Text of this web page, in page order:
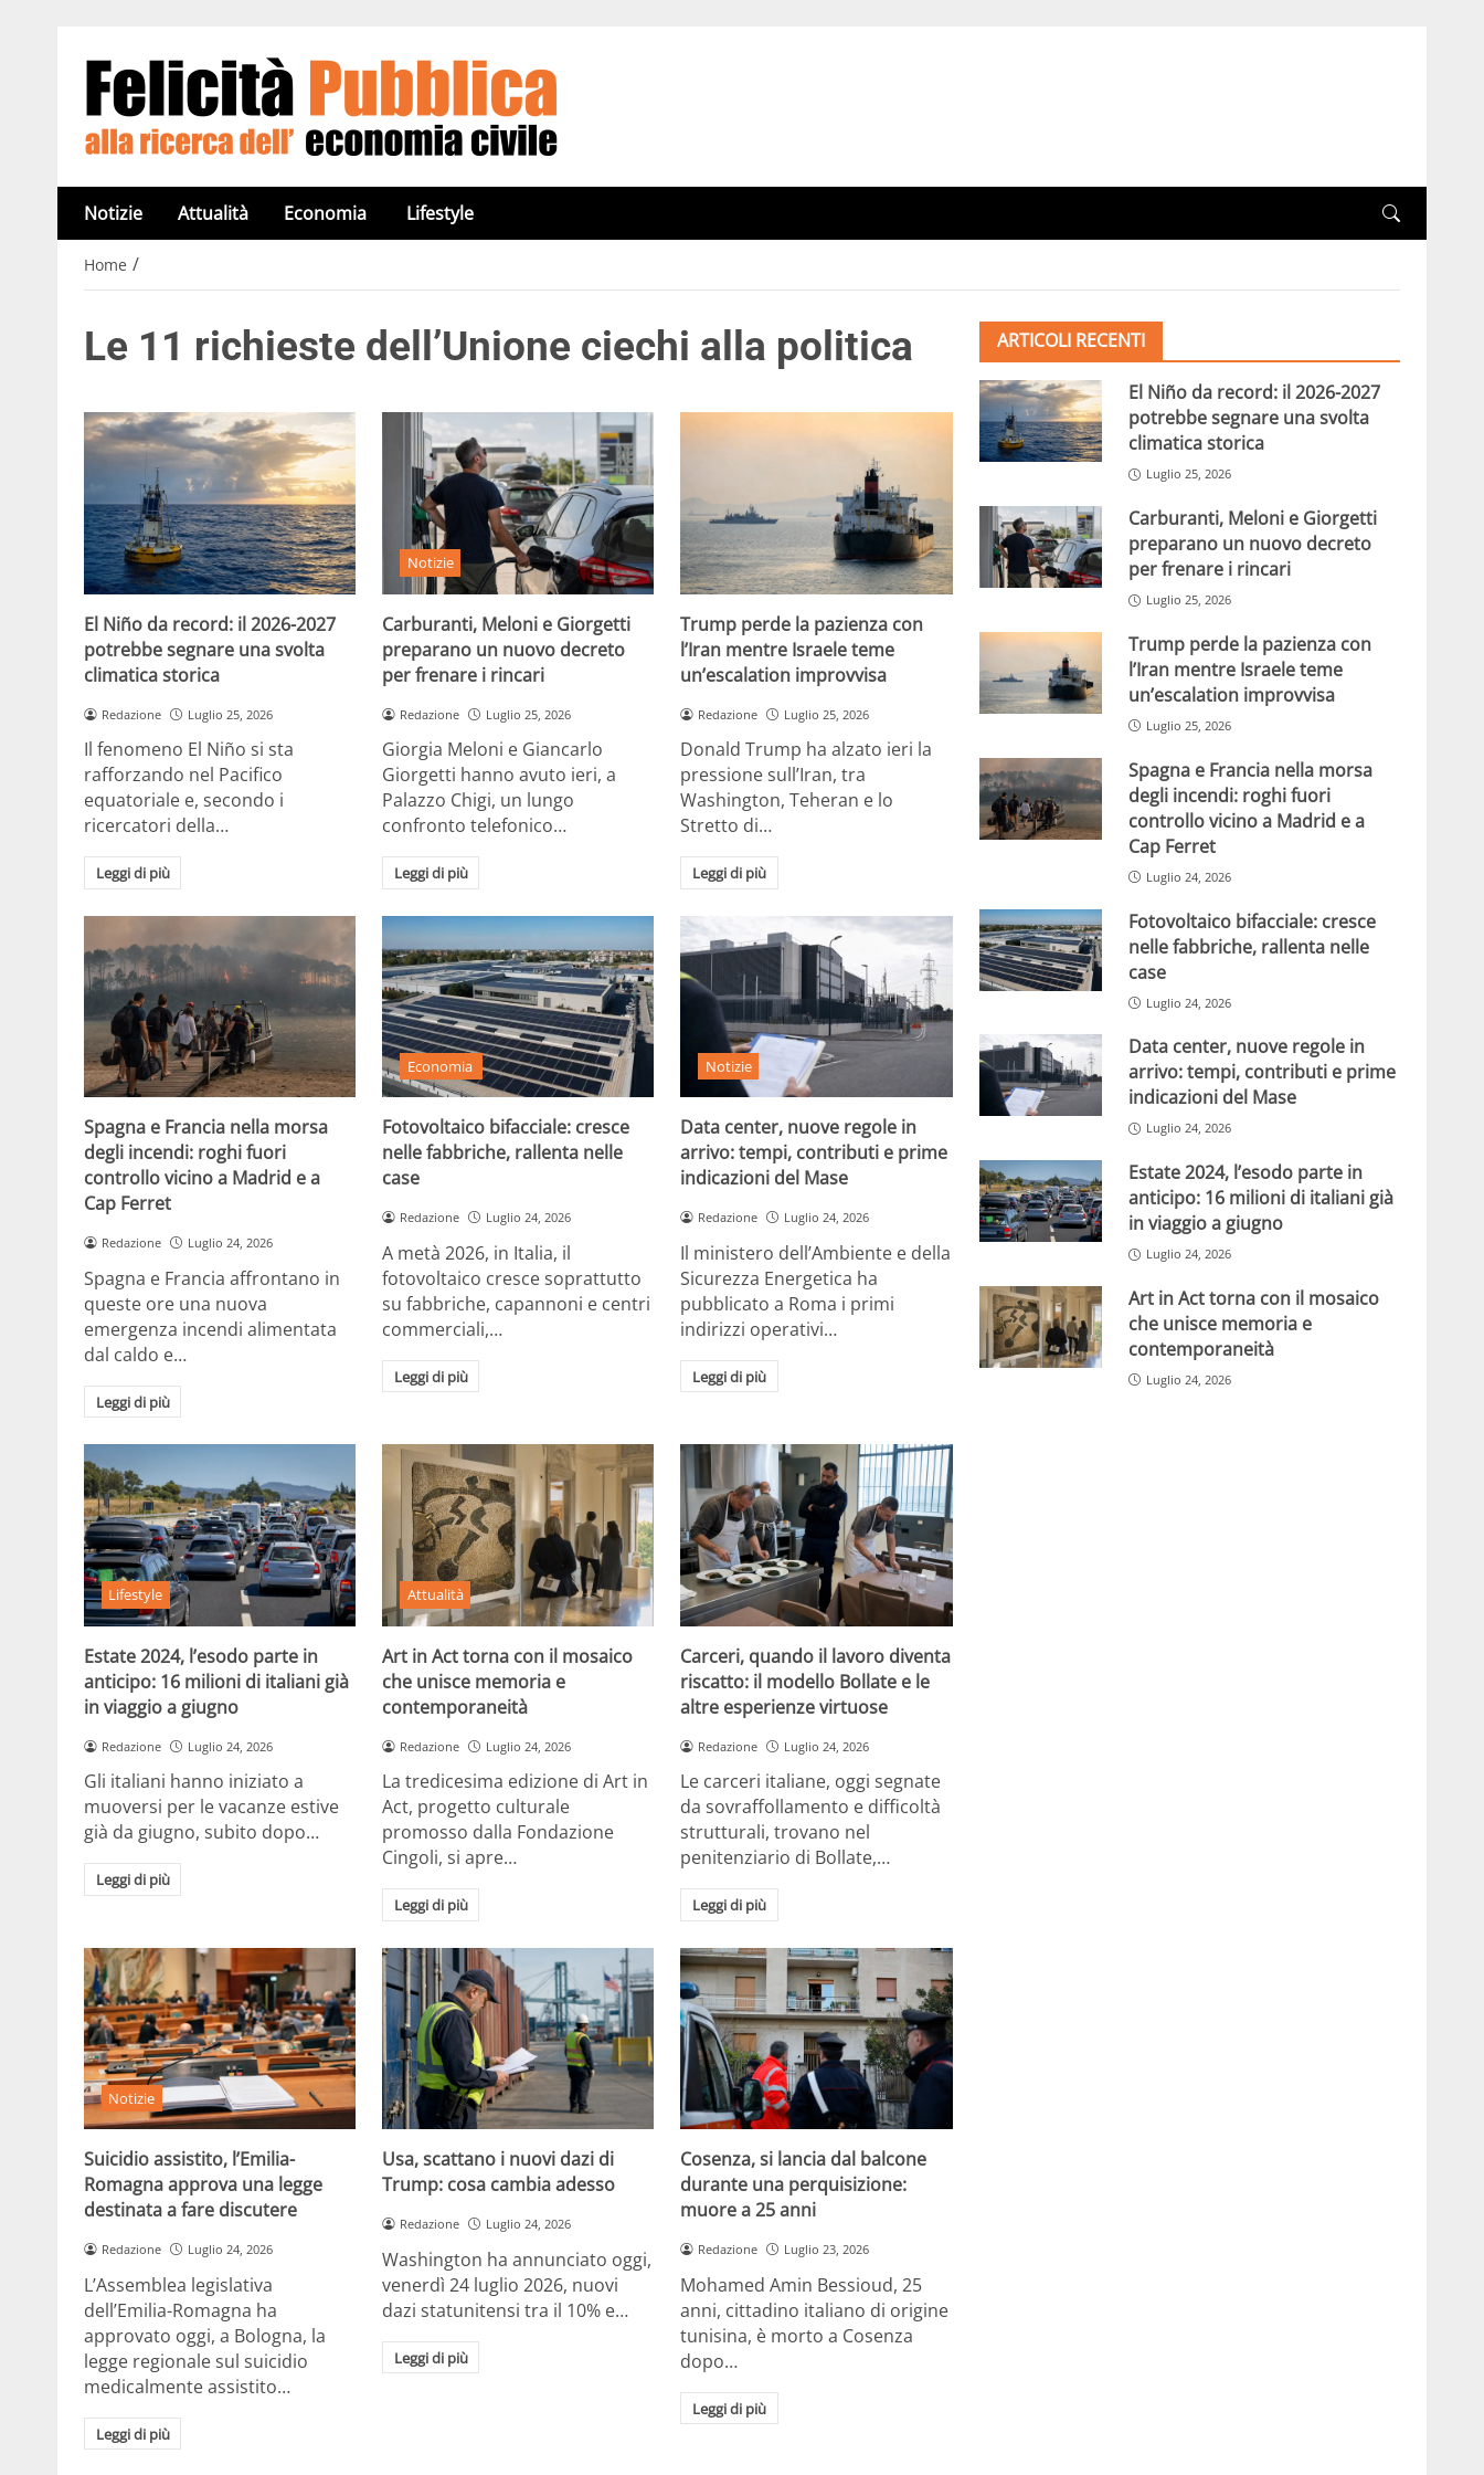
Notizie Attualità Economia Lifestyle
Home /
Le 11 richieste dell’Unione ciechi alla politica
El Niño da record: il 2026-2027
potrebbe segnare una svolta
climatica storica
Redazione Luglio 25, 2026
Il fenomeno El Niño si sta
rafforzando nel Pacifico
equatoriale e, secondo i
ricercatori della…
Leggi di più
Notizie
Carburanti, Meloni e Giorgetti
preparano un nuovo decreto
per frenare i rincari
Redazione Luglio 25, 2026
Giorgia Meloni e Giancarlo
Giorgetti hanno avuto ieri, a
Palazzo Chigi, un lungo
confronto telefonico…
Leggi di più
Trump perde la pazienza con
l’Iran mentre Israele teme
un’escalation improvvisa
Redazione Luglio 25, 2026
Donald Trump ha alzato ieri la
pressione sull’Iran, tra
Washington, Teheran e lo
Stretto di…
Leggi di più
Spagna e Francia nella morsa
degli incendi: roghi fuori
controllo vicino a Madrid e a
Cap Ferret
Redazione Luglio 24, 2026
Spagna e Francia affrontano in
queste ore una nuova
emergenza incendi alimentata
dal caldo e…
Leggi di più
Economia
Fotovoltaico bifacciale: cresce
nelle fabbriche, rallenta nelle
case
Redazione Luglio 24, 2026
A metà 2026, in Italia, il
fotovoltaico cresce soprattutto
su fabbriche, capannoni e centri
commerciali,…
Leggi di più
Notizie
Data center, nuove regole in
arrivo: tempi, contributi e prime
indicazioni del Mase
Redazione Luglio 24, 2026
Il ministero dell’Ambiente e della
Sicurezza Energetica ha
pubblicato a Roma i primi
indirizzi operativi…
Leggi di più
Lifestyle
Estate 2024, l’esodo parte in
anticipo: 16 milioni di italiani già
in viaggio a giugno
Redazione Luglio 24, 2026
Gli italiani hanno iniziato a
muoversi per le vacanze estive
già da giugno, subito dopo…
Leggi di più
Attualità
Art in Act torna con il mosaico
che unisce memoria e
contemporaneità
Redazione Luglio 24, 2026
La tredicesima edizione di Art in
Act, progetto culturale
promosso dalla Fondazione
Cingoli, si apre…
Leggi di più
Carceri, quando il lavoro diventa
riscatto: il modello Bollate e le
altre esperienze virtuose
Redazione Luglio 24, 2026
Le carceri italiane, oggi segnate
da sovraffollamento e difficoltà
strutturali, trovano nel
penitenziario di Bollate,…
Leggi di più
Notizie
Suicidio assistito, l’Emilia-
Romagna approva una legge
destinata a fare discutere
Redazione Luglio 24, 2026
L’Assemblea legislativa
dell’Emilia-Romagna ha
approvato oggi, a Bologna, la
legge regionale sul suicidio
medicalmente assistito…
Leggi di più
Usa, scattano i nuovi dazi di
Trump: cosa cambia adesso
Redazione Luglio 24, 2026
Washington ha annunciato oggi,
venerdì 24 luglio 2026, nuovi
dazi statunitensi tra il 10% e…
Leggi di più
Cosenza, si lancia dal balcone
durante una perquisizione:
muore a 25 anni
Redazione Luglio 23, 2026
Mohamed Amin Bessioud, 25
anni, cittadino italiano di origine
tunisina, è morto a Cosenza
dopo…
Leggi di più
ARTICOLI RECENTI
El Niño da record: il 2026-2027
potrebbe segnare una svolta
climatica storica
Luglio 25, 2026
Carburanti, Meloni e Giorgetti
preparano un nuovo decreto
per frenare i rincari
Luglio 25, 2026
Trump perde la pazienza con
l’Iran mentre Israele teme
un’escalation improvvisa
Luglio 25, 2026
Spagna e Francia nella morsa
degli incendi: roghi fuori
controllo vicino a Madrid e a
Cap Ferret
Luglio 24, 2026
Fotovoltaico bifacciale: cresce
nelle fabbriche, rallenta nelle
case
Luglio 24, 2026
Data center, nuove regole in
arrivo: tempi, contributi e prime
indicazioni del Mase
Luglio 24, 2026
Estate 2024, l’esodo parte in
anticipo: 16 milioni di italiani già
in viaggio a giugno
Luglio 24, 2026
Art in Act torna con il mosaico
che unisce memoria e
contemporaneità
Luglio 24, 2026